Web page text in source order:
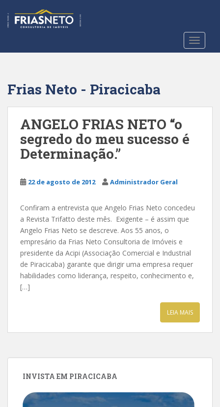
t
Frias Neto - Piracicaba
ANGELO FRIAS NETO “o
segredo do meu sucesso é
Determinação.”
22 de agosto de 2012 Administrador Geral
Confiram a entrevista que Angelo Frias Neto concedeu
a Revista Trifatto deste mês. Exigente – é assim que
Angelo Frias Neto se descreve. Aos 55 anos, o
empresário da Frias Neto Consultoria de Imóveis e
presidente da Acipi (Associação Comercial e Industrial
de Piracicaba) garante que dirigir uma empresa requer
habilidades como liderança, respeito, conhecimento e,
[…]
LEIA MAIS
INVISTA EM PIRACICABA